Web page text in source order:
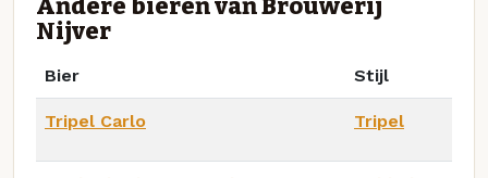
Andere bieren van Brouwerij
Nijver
Bier Stijl
Tripel Carlo Tripel